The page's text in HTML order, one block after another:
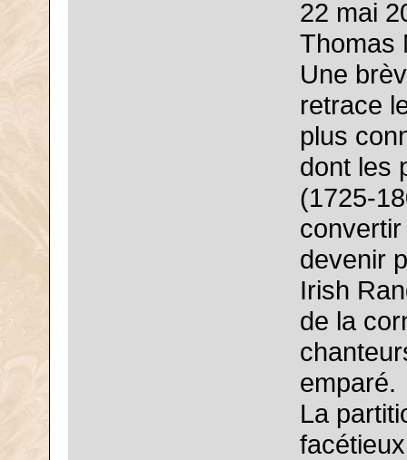
22 mai
Thomas
Une
retrace
plus
dont les
(1725-
devenir
Irish
de la
emparé.
La